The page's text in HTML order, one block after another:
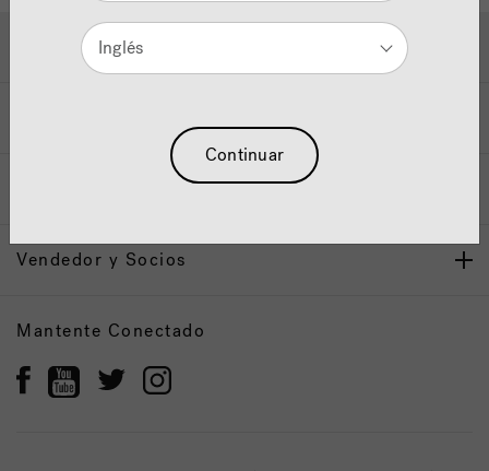
Ayuda y Apoyo
Vendedor y Socios
Mantente Conectado
Inglés
Continuar